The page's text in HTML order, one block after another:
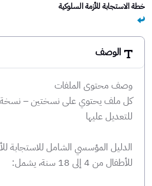
خطة الاستجابة للأزمة السلوكية
الوصف
وصف محتوى الملفات
كل ملف يحتوي على نسختين – نسخة
للتعديل عليها
‏الدليل المؤسسي الشامل للاستجابة
للأطفال من 4 إلى 18 سنة، يشمل: